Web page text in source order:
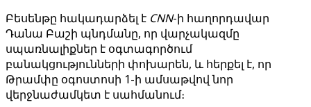
Բեսենթը հակադարձել է CNN-ի հաղորդավար
Դանա Բաշի պնդմանը, որ վարչակազմը
սպառնալիքներ է օգտագործում
բանակցությունների փոխարեն, և հերքել է, որ
Թրամփը օգոստոսի 1-ի ամսաթվով նոր
վերջնաժամկետ է սահմանում։